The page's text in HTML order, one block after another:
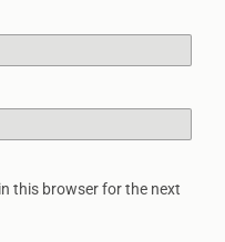
this browser for the next